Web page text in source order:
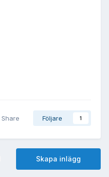
Share Följare 1
Skapa inlägg